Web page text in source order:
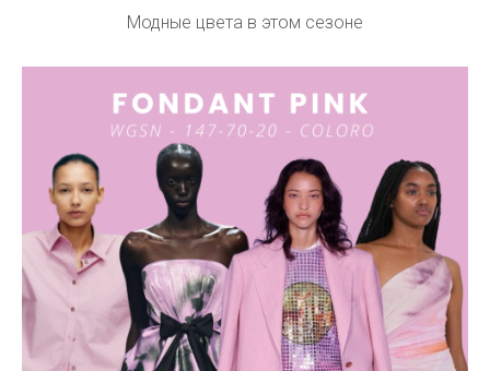
Модные цвета в этом сезоне